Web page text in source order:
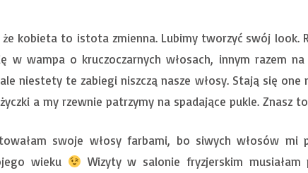
kobieta to istota zmienna. Lubimy tworzyć swój look.
w wampa o kruczoczarnych włosach, innym razem
niestety te zabiegi niszczą nasze włosy. Stają się one
a my rzewnie patrzymy na spadające pukle. Znasz to
swoje włosy farbami, bo siwych włosów mi
wieku
Wizyty w salonie fryzjerskim